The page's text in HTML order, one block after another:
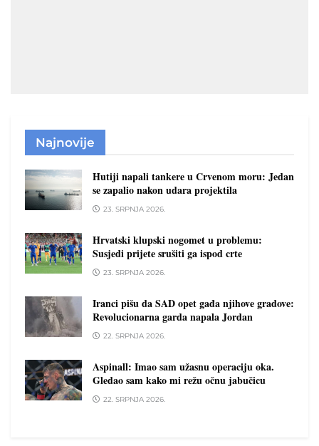
Najnovije
Hutiji napali tankere u Crvenom moru: Jedan
se zapalio nakon udara projektila
23. SRPNJA 2026.
Hrvatski klupski nogomet u problemu:
Susjedi prijete srušiti ga ispod crte
23. SRPNJA 2026.
Iranci pišu da SAD opet gađa njihove gradove:
Revolucionarna garda napala Jordan
22. SRPNJA 2026.
Aspinall: Imao sam užasnu operaciju oka.
Gledao sam kako mi režu očnu jabučicu
22. SRPNJA 2026.